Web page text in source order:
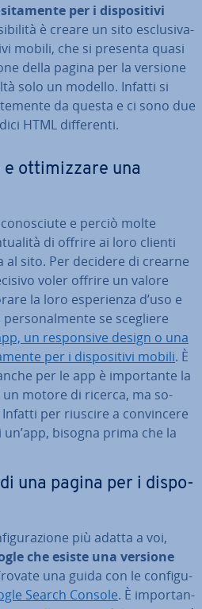
per i di­spo­si­ti­vi
è creare un sito esclu­si­va­
mobili, che si presenta quasi
della pagina per la versione
solo un modello. Infatti si
da questa e ci sono due
HTML dif­fe­ren­ti.
ot­ti­miz­za­re una
e perciò molte
di offrire ai loro clienti
al sito. Per decidere di crearne
voler offrire un valore
la loro espe­rien­za d’uso e
per­so­nal­men­te se scegliere
un re­spon­si­ve design o una
per i di­spo­si­ti­vi mobili. È
per le app è im­por­tan­te la
un motore di ricerca, ma so­
Infatti per riuscire a con­vin­ce­re
bisogna prima che la
una pagina per i di­spo­
più adatta a voi,
che esiste una versione
una guida con le con­fi­gu­
Search Console. È im­por­tan­